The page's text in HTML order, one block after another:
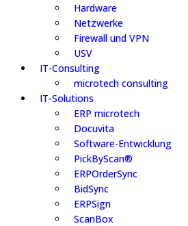
Hardware
Netzwerke
Firewall und VPN
USV
IT-Consulting
microtech consulting
IT-Solutions
ERP microtech
Docuvita
Software-Entwicklung
PickByScan®
ERPOrderSync
BidSync
ERPSign
ScanBox